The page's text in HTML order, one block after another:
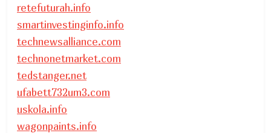
retefuturah.info
smartinvestinginfo.info
technewsalliance.com
technonetmarket.com
tedstanger.net
ufabett732um3.com
uskola.info
wagonpaints.info